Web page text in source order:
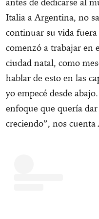
Italia a Argentina, no
continuar su vida fuera
comenzó a trabajar en
ciudad natal, como
hablar de esto en las
yo empecé desde
enfoque que quería
creciendo”, nos cuenta